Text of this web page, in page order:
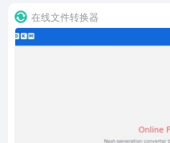
在线文件转换器